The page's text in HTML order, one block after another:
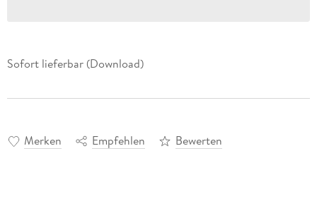
Sofort lieferbar (Download)
Merken Empfehlen Bewerten